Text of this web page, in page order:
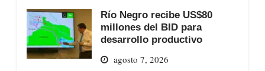
Río Negro recibe US$80
millones del BID para
desarrollo productivo
agosto 7, 2026